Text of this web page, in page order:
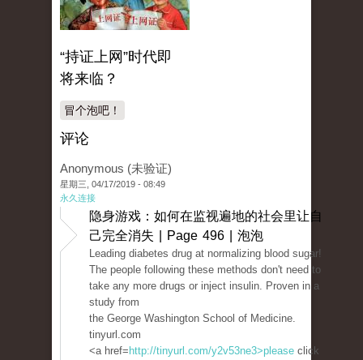
“持证上网”时代即
将来临？
冒个泡吧！
评论
Anonymous (未验证)
星期三, 04/17/2019 - 08:49
永久连接
隐身游戏：如何在监视遍地的社会里让自
己完全消失 | Page 496 | 泡泡
Leading diabetes drug at normalizing blood sugar!
The people following these methods don't need to
take any more drugs or inject insulin. Proven in a
study from
the George Washington School of Medicine.
tinyurl.com
<a href= http://tinyurl.com/y2v53ne3>please click